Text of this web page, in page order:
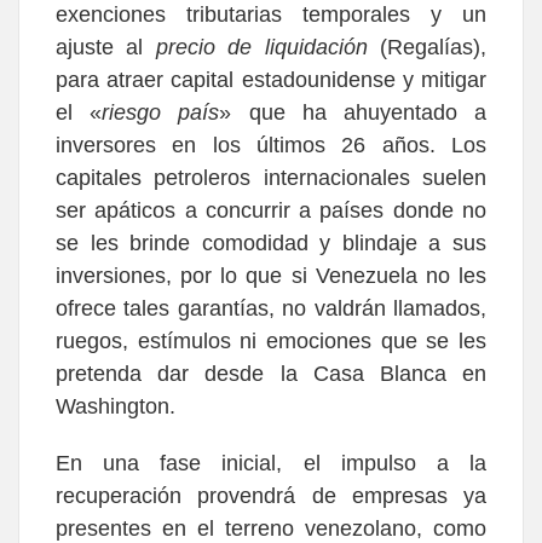
exenciones tributarias temporales y un
ajuste al precio de liquidación (Regalías),
para atraer capital estadounidense y mitigar
el «riesgo país» que ha ahuyentado a
inversores en los últimos 26 años. Los
capitales petroleros internacionales suelen
ser apáticos a concurrir a países donde no
se les brinde comodidad y blindaje a sus
inversiones, por lo que si Venezuela no les
ofrece tales garantías, no valdrán llamados,
ruegos, estímulos ni emociones que se les
pretenda dar desde la Casa Blanca en
Washington.
En una fase inicial, el impulso a la
recuperación provendrá de empresas ya
presentes en el terreno venezolano, como